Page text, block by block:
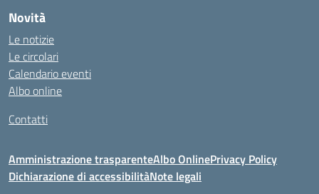
Novità
Le notizie
Le circolari
Calendario eventi
Albo online
Contatti
Amministrazione trasparenteAlbo OnlinePrivacy Policy
Dichiarazione di accessibilitàNote legali